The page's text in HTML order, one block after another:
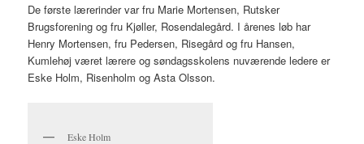
De første lærerinder var fru Marie Mortensen, Rutsker
Brugsforening og fru Kjøller, Rosendalegård. I årenes løb har
Henry Mortensen, fru Pedersen, Risegård og fru Hansen,
Kumlehøj været lærere og søndagsskolens nuværende ledere er
Eske Holm, Risenholm og Asta Olsson.
Eske Holm